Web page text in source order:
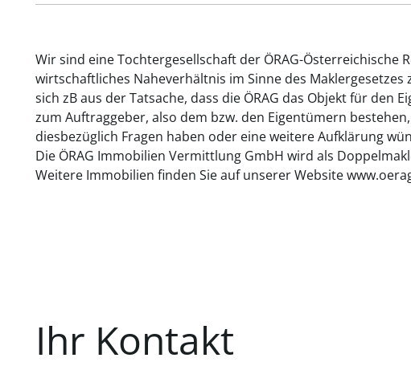
Wir sind eine Tochtergesellschaft der ÖRAG-Österreichische
wirtschaftliches Naheverhältnis im Sinne des
sich zB aus der Tatsache, dass die ÖRAG das Objekt für
zum Auftraggeber, also dem bzw. den Eigentümern
diesbezüglich Fragen haben oder eine weitere Aufklärung
Die ÖRAG Immobilien Vermittlung GmbH wird als
Weitere Immobilien finden Sie auf unserer Website
Ihr Kontakt